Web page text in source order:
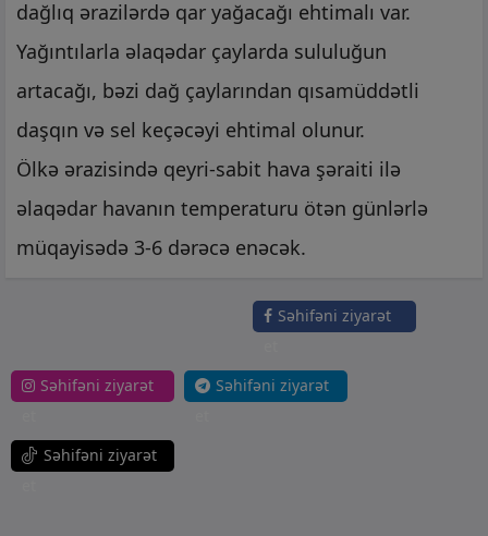
dağlıq ərazilərdə qar yağacağı ehtimalı var.
Yağıntılarla əlaqədar çaylarda sululuğun
artacağı, bəzi dağ çaylarından qısamüddətli
daşqın və sel keçəcəyi ehtimal olunur.
Ölkə ərazisində qeyri-sabit hava şəraiti ilə
əlaqədar havanın temperaturu ötən günlərlə
müqayisədə 3-6 dərəcə enəcək.
Səhifəni ziyarət
Səhifəni ziyarət
Səhifəni ziyarət
Səhifəni ziyarət